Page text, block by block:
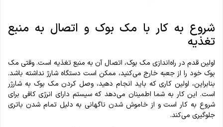
شروع به کار با مک بوک و اتصال به منبع
تغذیه
اولین قدم در راه‌اندازی مک بوک، اتصال آن به منبع تغذیه است. وقتی مک
بوک خود را از جعبه خارج می‌کنید، ممکن است دستگاه شارژ نداشته باشد.
بنابراین، اولین کاری که باید انجام دهید، وصل کردن مک بوک به شارژر
است. این کار به شما اطمینان می‌دهد که سیستم دارای انرژی کافی برای
شروع به کار است و از خاموش شدن ناگهانی به دلیل تمام شدن باتری
جلوگیری می‌کند.